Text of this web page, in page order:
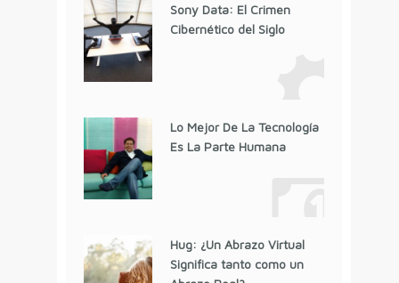
Sony Data: El Crimen
Cibernético del Siglo
Lo Mejor De La Tecnología
Es La Parte Humana
Hug: ¿Un Abrazo Virtual
Significa tanto como un